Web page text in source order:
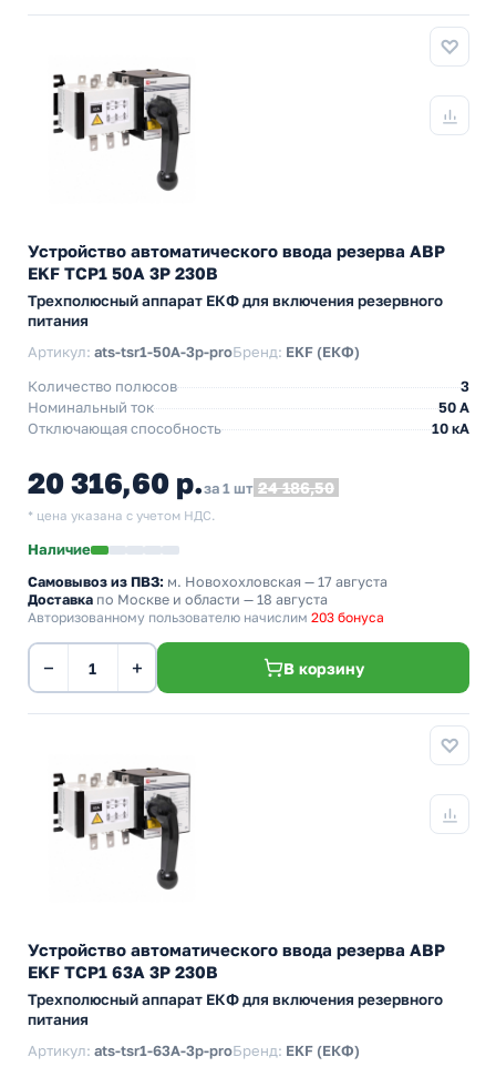
Устройство автоматического ввода резерва АВР
EKF ТСР1 50А 3Р 230В
Трехполюсный аппарат ЕКФ для включения резервного
питания
Артикул: ats-tsr1-50A-3p-proБренд: EKF (ЕКФ)
Количество полюсов
3
Номинальный ток
50 А
Отключающая способность
10 кА
20 316,60 р.за 1 шт 24 186,50
* цена указана с учетом НДС.
Наличие
Самовывоз из ПВЗ: м. Новохохловская — 17 августа
Доставка по Москве и области — 18 августа
Авторизованному пользователю начислим 203 бонуса
− + В корзину
Устройство автоматического ввода резерва АВР
EKF ТСР1 63А 3Р 230В
Трехполюсный аппарат ЕКФ для включения резервного
питания
Артикул: ats-tsr1-63A-3p-proБренд: EKF (ЕКФ)